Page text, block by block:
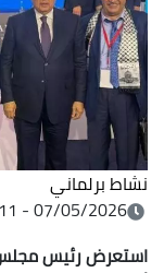
نشاط برلماني
07/05/2026 - 17:11
استعرض رئيس مجلس